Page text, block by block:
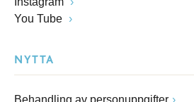
You Tube
NYTTA
Behandling av personuppgifter